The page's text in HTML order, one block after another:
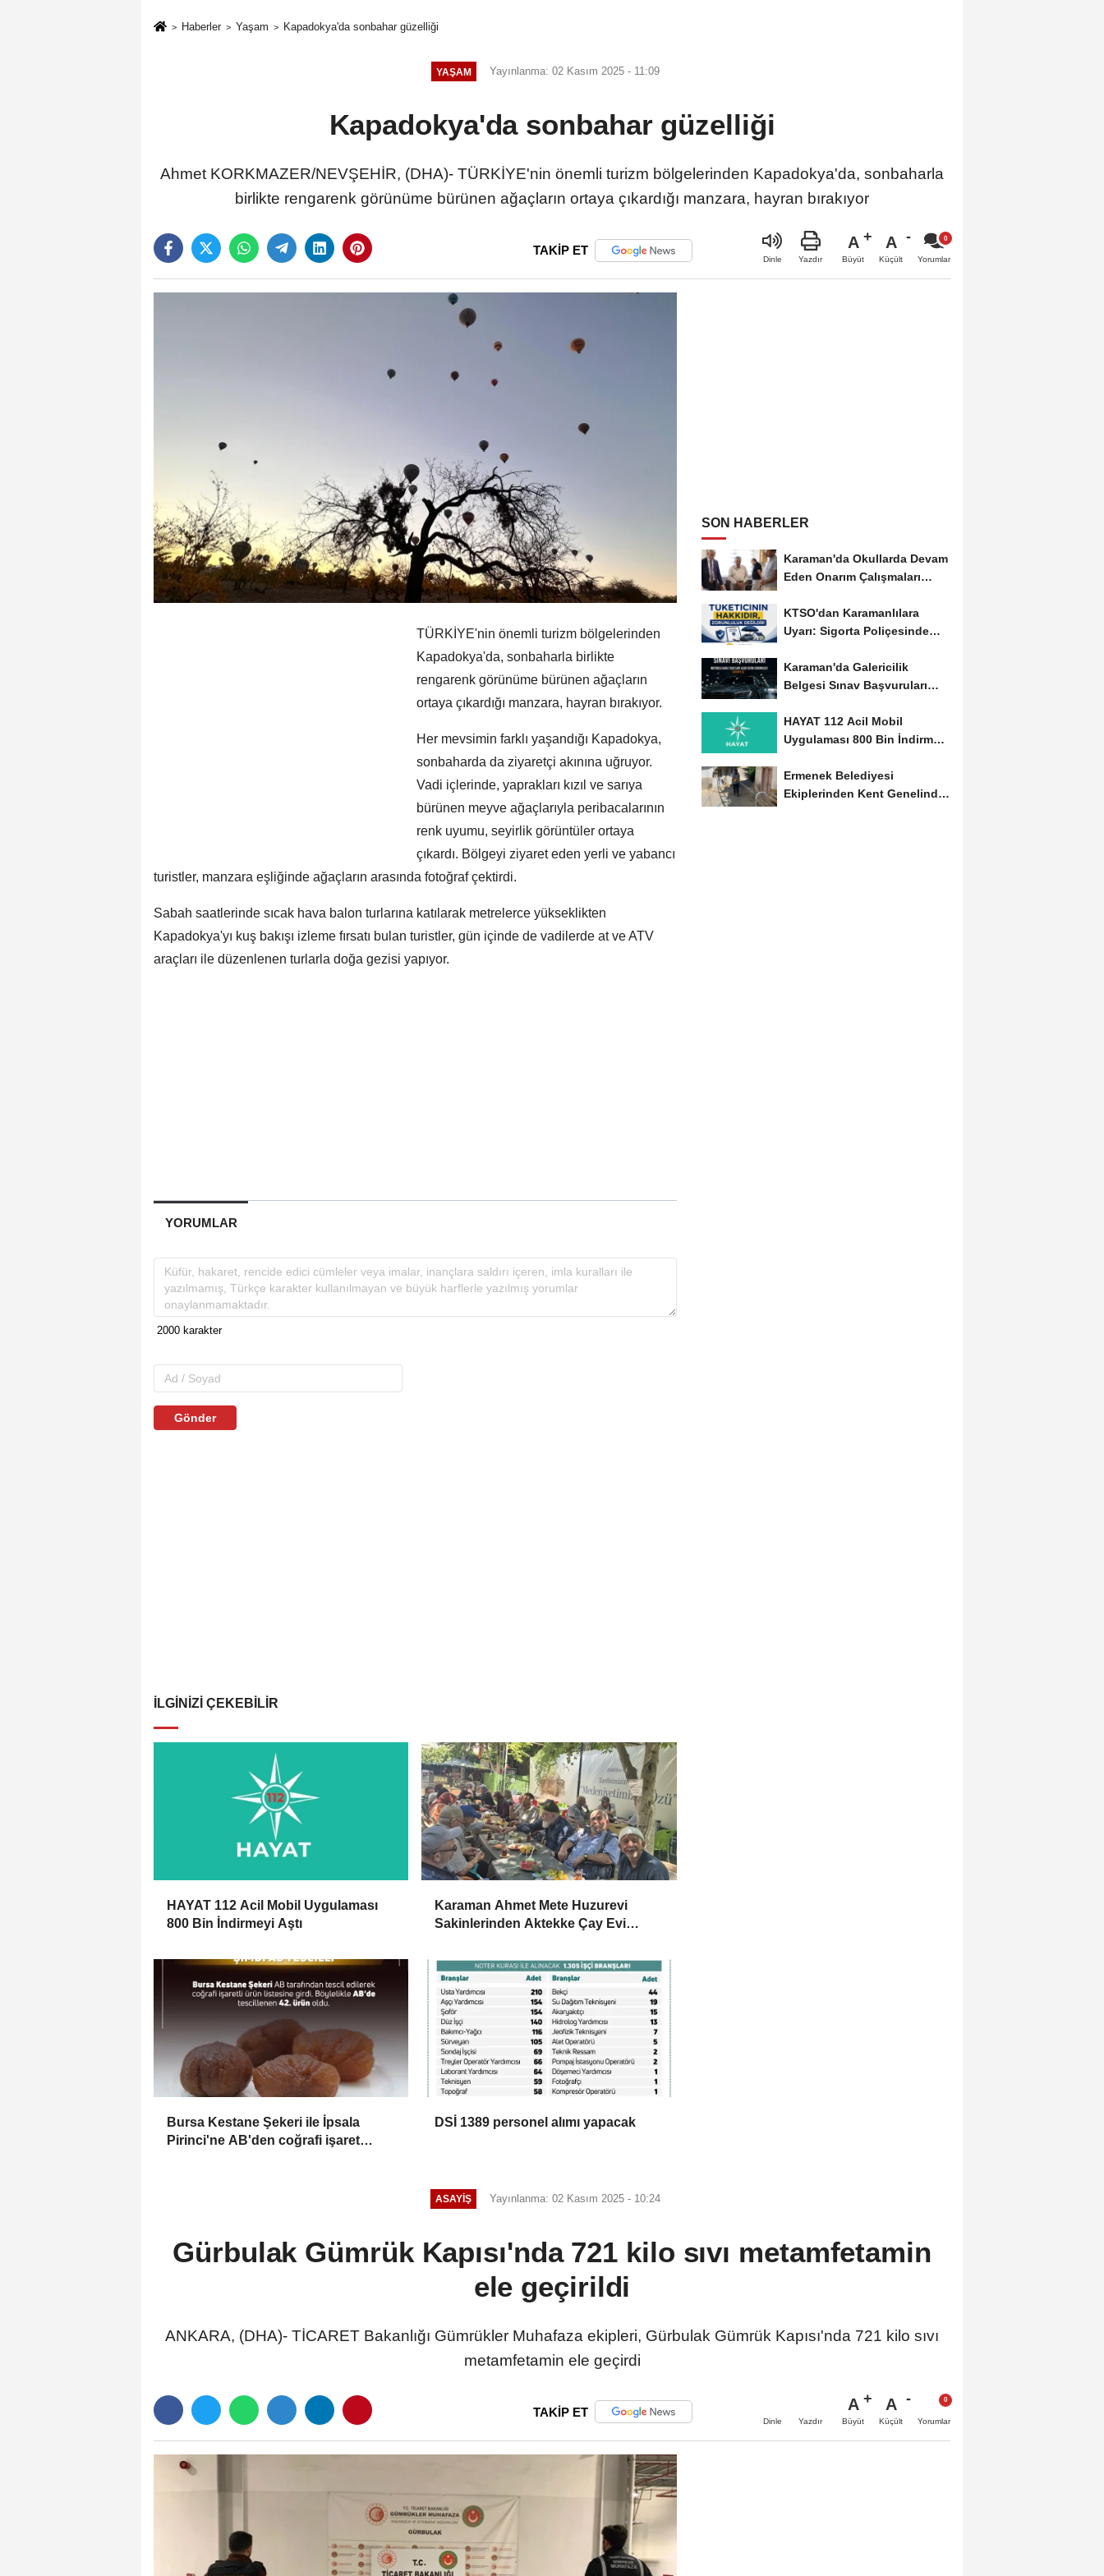
Haberler Yaşam Kapadokya'da sonbahar güzelliği
YAŞAM Yayınlanma: 02 Kasım 2025 - 11:09
Kapadokya'da sonbahar güzelliği
Ahmet KORKMAZER/NEVŞEHİR, (DHA)- TÜRKİYE'nin önemli turizm bölgelerinden Kapadokya'da, sonbaharla
birlikte rengarenk görünüme bürünen ağaçların ortaya çıkardığı manzara, hayran bırakıyor
TAKİP ET
Dinle Yazdır
A
Büyüt
A
Küçült Yorumlar
TÜRKİYE'nin önemli turizm bölgelerinden
Kapadokya'da, sonbaharla birlikte
rengarenk görünüme bürünen ağaçların
ortaya çıkardığı manzara, hayran bırakıyor.
Her mevsimin farklı yaşandığı Kapadokya,
sonbaharda da ziyaretçi akınına uğruyor.
Vadi içlerinde, yaprakları kızıl ve sarıya
bürünen meyve ağaçlarıyla peribacalarının
renk uyumu, seyirlik görüntüler ortaya
çıkardı. Bölgeyi ziyaret eden yerli ve yabancı
turistler, manzara eşliğinde ağaçların arasında fotoğraf çektirdi.
Sabah saatlerinde sıcak hava balon turlarına katılarak metrelerce yükseklikten
Kapadokya'yı kuş bakışı izleme fırsatı bulan turistler, gün içinde de vadilerde at ve ATV
araçları ile düzenlenen turlarla doğa gezisi yapıyor.
YORUMLAR
Gönder
İLGINIZI ÇEKEBILIR
HAYAT 112 Acil Mobil Uygulaması
800 Bin İndirmeyi Aştı
Karaman Ahmet Mete Huzurevi
Sakinlerinden Aktekke Çay Evi
Bursa Kestane Şekeri ile İpsala
Pirinci'ne AB'den coğrafi işaret
DSİ 1389 personel alımı yapacak
SON HABERLER
Karaman'da Okullarda Devam
Eden Onarım Çalışmaları
KTSO'dan Karamanlılara
Uyarı: Sigorta Poliçesinde
Karaman'da Galericilik
Belgesi Sınav Başvuruları
HAYAT 112 Acil Mobil
Uygulaması 800 Bin İndirmeyi
Ermenek Belediyesi
Ekiplerinden Kent Genelinde
ASAYIŞ Yayınlanma: 02 Kasım 2025 - 10:24
Gürbulak Gümrük Kapısı'nda 721 kilo sıvı metamfetamin
ele geçirildi
ANKARA, (DHA)- TİCARET Bakanlığı Gümrükler Muhafaza ekipleri, Gürbulak Gümrük Kapısı'nda 721 kilo sıvı
metamfetamin ele geçirdi
TAKİP ET
Dinle Yazdır
A
Büyüt
A
Küçült Yorumlar